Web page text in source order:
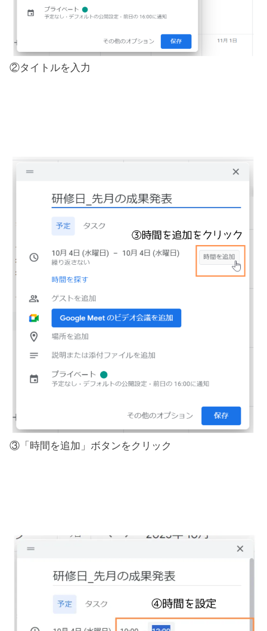
②タイトルを入力
③「時間を追加」ボタンをクリック